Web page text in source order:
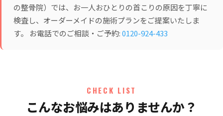
の整骨院）では、お一人おひとりの首こりの原因を丁寧に
検査し、オーダーメイドの施術プランをご提案いたしま
す。 お電話でのご相談・ご予約:0120-924-433
CHECK LIST
こんなお悩みはありませんか？